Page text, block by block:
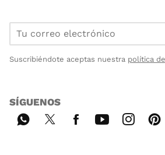
Suscribiéndote aceptas nuestra política
SÍGUENOS